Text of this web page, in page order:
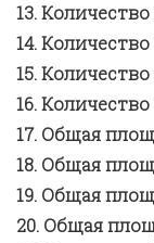
Общая
Общая
Общая
Общая